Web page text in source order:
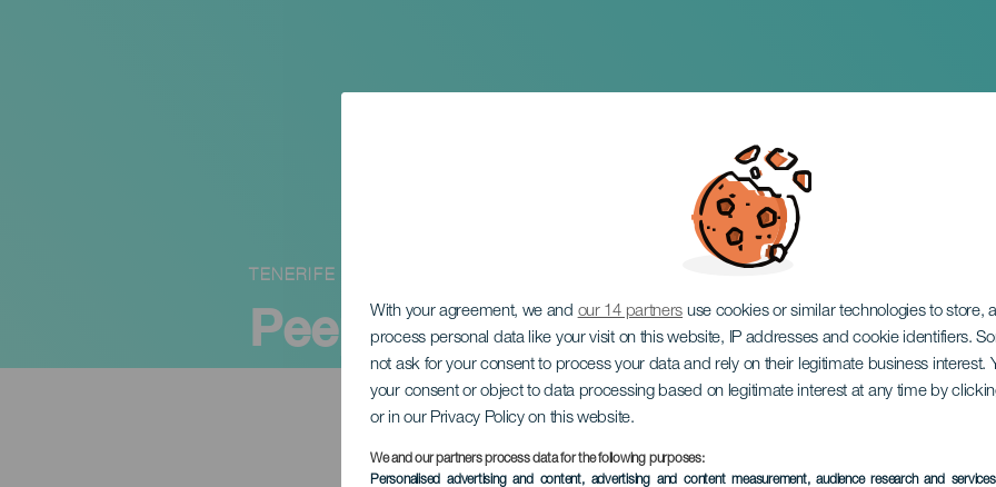
With your agreement, we and our 14 partners use cookies or similar technologies to store,
process personal data like your visit on this website, IP addresses and cookie identifiers.
not ask for your consent to process your data and rely on their legitimate business interest.
your consent or object to data processing based on legitimate interest at any time by
or in our Privacy Policy on this website.
We and our partners process data for the following purposes:
Personalised advertising and content, advertising and content measurement, audience research and
Peeping Tom
TENERIFE
PROBĚHLÉ AKCE